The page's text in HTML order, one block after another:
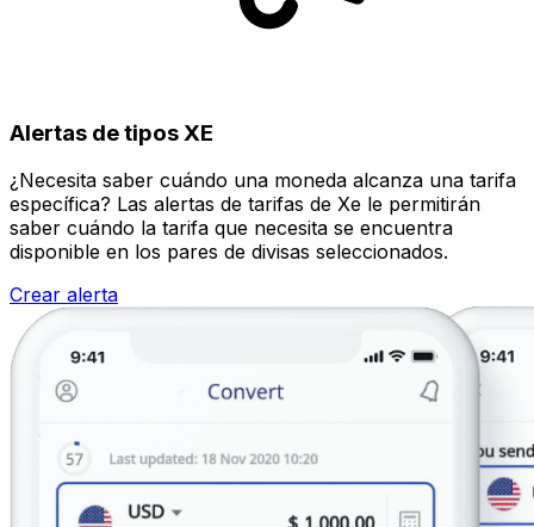
Alertas de tipos XE
¿Necesita saber cuándo una moneda alcanza una tarifa
específica? Las alertas de tarifas de Xe le permitirán
saber cuándo la tarifa que necesita se encuentra
disponible en los pares de divisas seleccionados.
Crear alerta